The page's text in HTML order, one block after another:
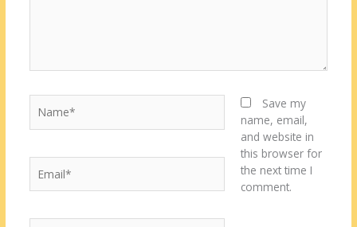
Save my
name, email,
and website in
this browser for
the next time I
comment.